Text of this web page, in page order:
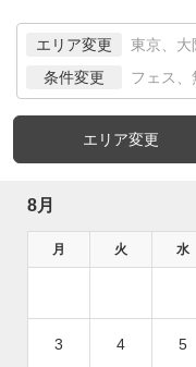
エリア変更 東京、大
条件変更 フェス、
エリア変更
8月
月 火 水
3 4 5